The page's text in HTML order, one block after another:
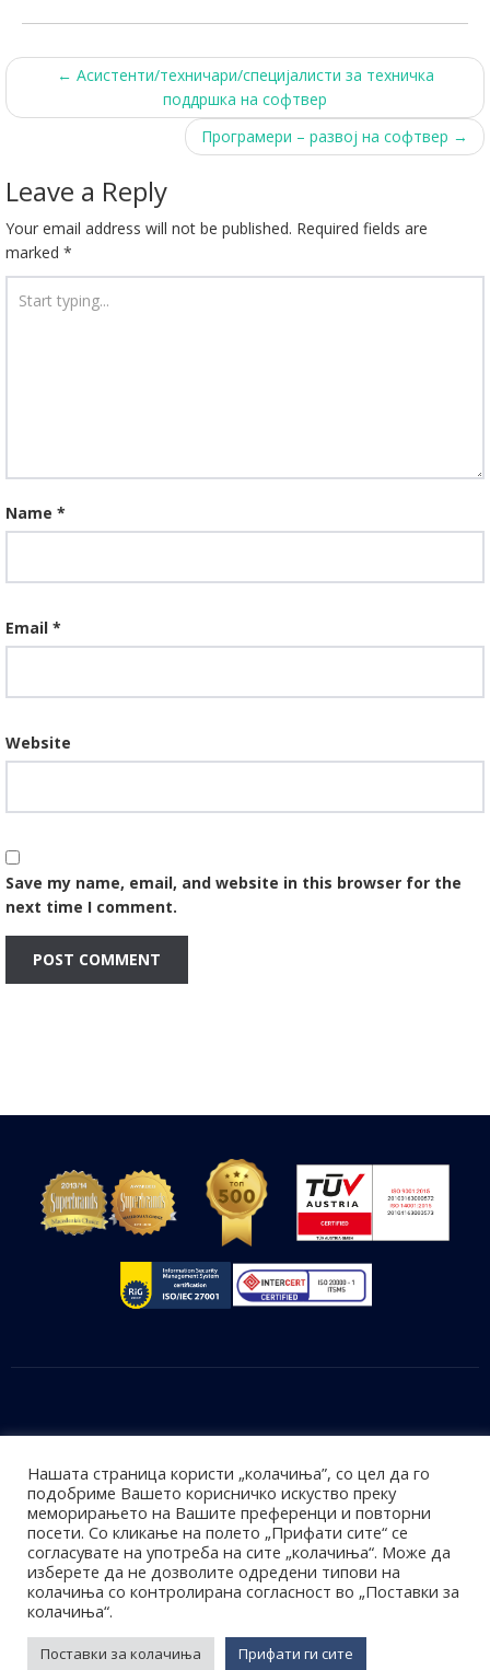
Post
navigation
← Aсистенти/техничари/специјалисти за техничка
поддршка на софтвер
Програмери – развој на софтвер →
Leave a Reply
Your email address will not be published. Required fields are
marked *
Name *
Email *
Website
Save my name, email, and website in this browser for the
next time I comment.
Хардвер
Фискални производи
Системска интеграција
Нашата страница користи „колачиња”, со цел да го
подобриме Вашето корисничко искуство преку
меморирањето на Вашите преференци и повторни
посети. Со кликање на полето „Прифати сите“ се
согласувате на употреба на сите „колачиња“. Може да
изберете да не дозволите одредени типови на
колачиња со контролирана согласност во „Поставки за
колачиња“.
Поставки за колачиња Прифати ги сите